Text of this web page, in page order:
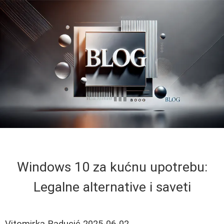
Windows 10 za kućnu upotrebu:
Legalne alternative i saveti